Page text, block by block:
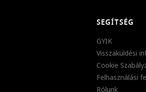
SEGÍTSÉG
GYIK
Visszaküldési
Cookie
Felhasználási
Rólunk